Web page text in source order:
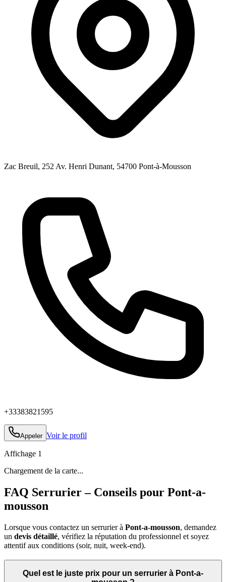
Zac Breuil, 252 Av. Henri Dunant, 54700 Pont-à-Mousson
+33383821595
Appeler Voir le profil
Affichage 1
Chargement de la carte...
FAQ Serrurier – Conseils pour Pont-a-
mousson
Lorsque vous contactez un serrurier à Pont-a-mousson, demandez
un devis détaillé, vérifiez la réputation du professionnel et soyez
attentif aux conditions (soir, nuit, week‑end).
Quel est le juste prix pour un serrurier à Pont-a-